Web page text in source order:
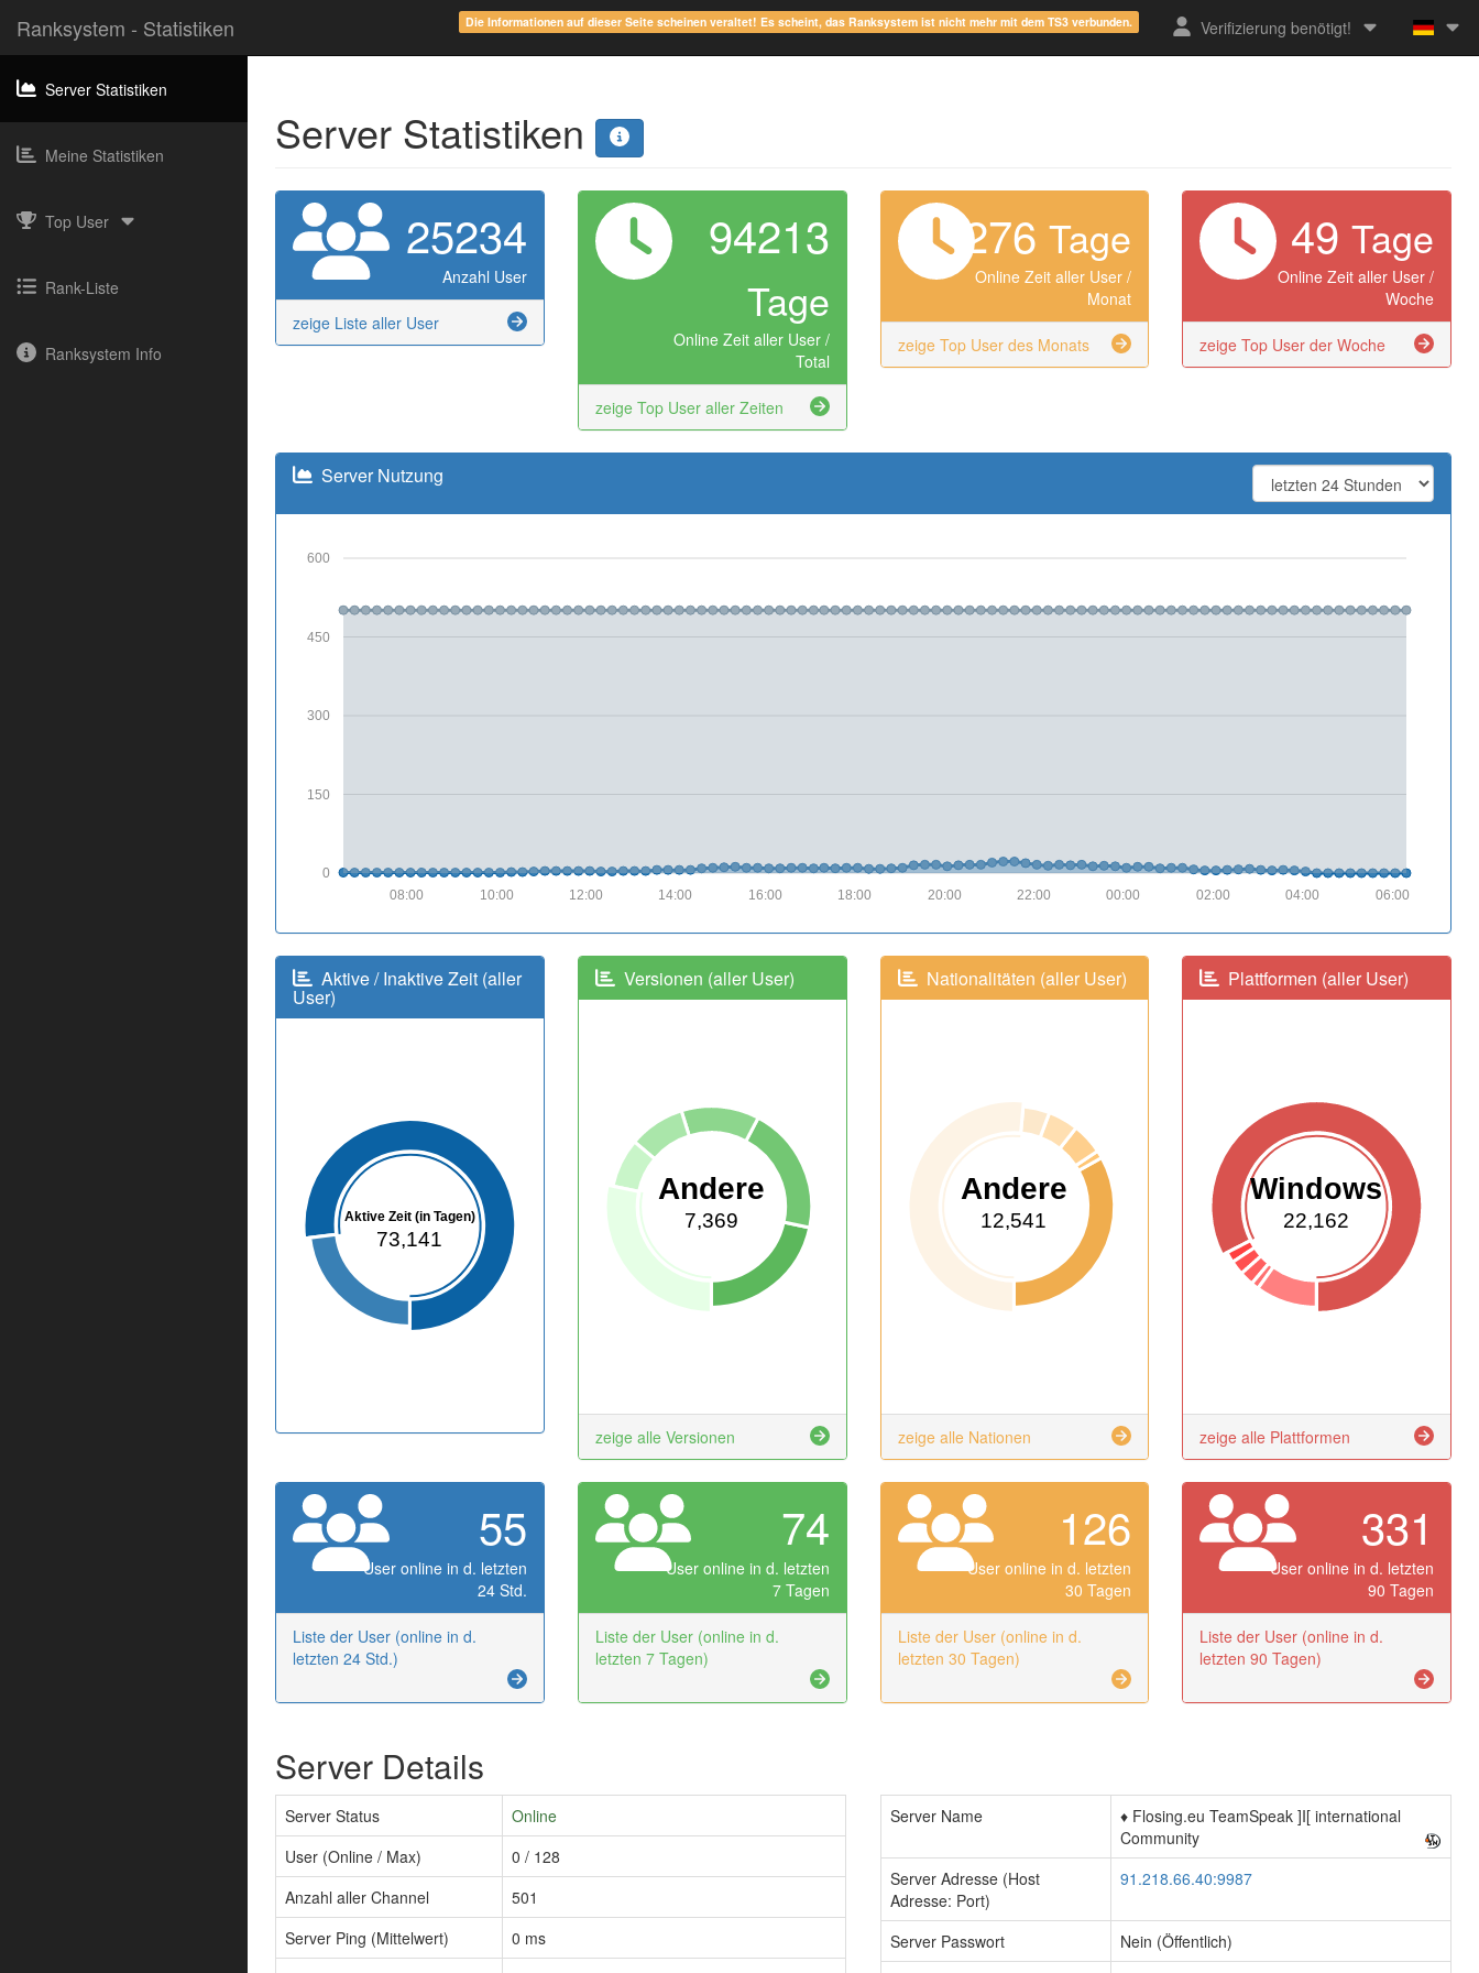
Ranksystem - Statistiken Die Informationen auf dieser Seite scheinen veraltet! Es scheint, das Ranksystem ist nicht mehr mit dem TS3 verbunden. Verifizierung benötigt!
Server Statistiken
Meine Statistiken
Top User
Rank-Liste
Ranksystem Info
Server Statistiken
25234
Anzahl User
zeige Liste aller User
94213
Tage
Online Zeit aller User /
Total
zeige Top User aller Zeiten
276Tage
Online Zeit aller User /
Monat
zeige Top User des Monats
49 Tage
Online Zeit aller User /
Woche
zeige Top User der Woche
Server Nutzung
0
150
300
450
600
06:00
04:00
02:00
00:00
22:00
20:00
18:00
16:00
14:00
12:00
10:00
08:00
Aktive / Inaktive Zeit (aller
User)
Aktive Zeit (in Tagen)
73,141
Versionen (aller User)
Andere
7,369
zeige alle Versionen
Nationalitäten (aller User)
Andere
12,541
zeige alle Nationen
Plattformen (aller User)
Windows
22,162
zeige alle Plattformen
55
User online in d. letzten
24 Std.
Liste der User (online in d.
letzten 24 Std.)
74
User online in d. letzten
7 Tagen
Liste der User (online in d.
letzten 7 Tagen)
126
User online in d. letzten
30 Tagen
Liste der User (online in d.
letzten 30 Tagen)
331
User online in d. letzten
90 Tagen
Liste der User (online in d.
letzten 90 Tagen)
Server Details
Server Status
Online
User (Online / Max)
0 / 128
Anzahl aller Channel
501
Server Ping (Mittelwert)
0 ms
Server Name
♦️ Flosing.eu TeamSpeak ]I[ international
Community
Server Adresse (Host
Adresse: Port)
91.218.66.40:9987
Server Passwort
Nein (Öffentlich)